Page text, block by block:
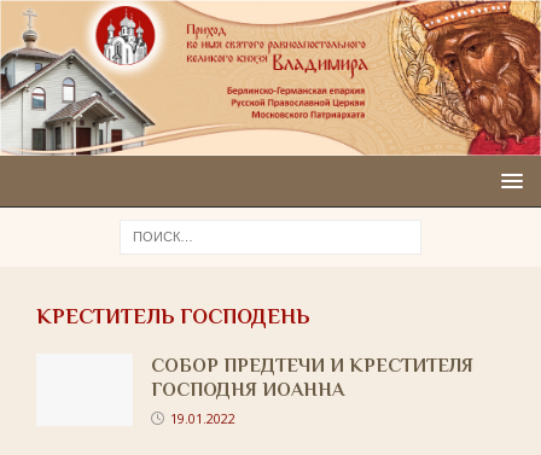
КРЕСТИТЕЛЬ ГОСПОДЕНЬ
СОБОР ПРЕДТЕЧИ И КРЕСТИТЕЛЯ
ГОСПОДНЯ ИОАННА
19.01.2022